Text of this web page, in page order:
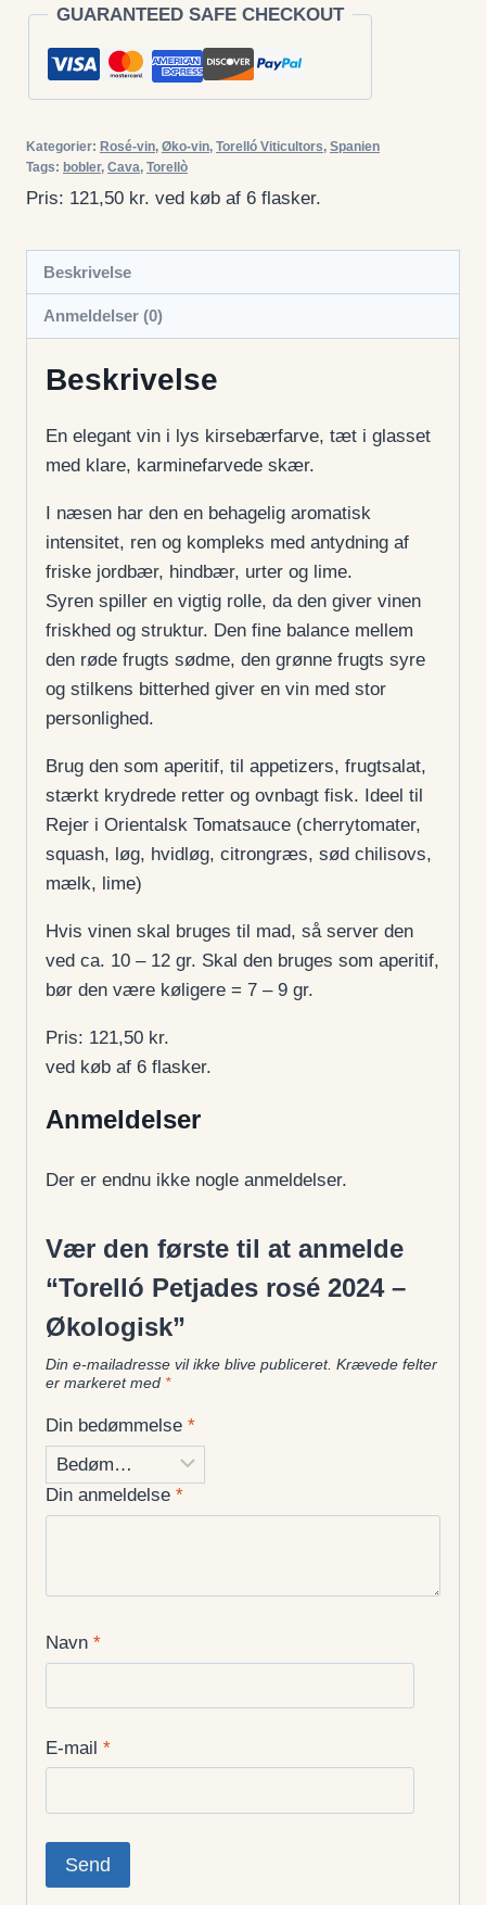
2024
Økologisk
antal
GUARANTEED SAFE CHECKOUT
Kategorier: Rosé-vin, Øko-vin, Torelló Viticultors, Spanien
Tags: bobler, Cava, Torellò
Pris: 121,50 kr. ved køb af 6 flasker.
Beskrivelse
Anmeldelser (0)
Beskrivelse
En elegant vin i lys kirsebærfarve, tæt i glasset
med klare, karminefarvede skær.
I næsen har den en behagelig aromatisk
intensitet, ren og kompleks med antydning af
friske jordbær, hindbær, urter og lime.
Syren spiller en vigtig rolle, da den giver vinen
friskhed og struktur. Den fine balance mellem
den røde frugts sødme, den grønne frugts syre
og stilkens bitterhed giver en vin med stor
personlighed.
Brug den som aperitif, til appetizers, frugtsalat,
stærkt krydrede retter og ovnbagt fisk. Ideel til
Rejer i Orientalsk Tomatsauce (cherrytomater,
squash, løg, hvidløg, citrongræs, sød chilisovs,
mælk, lime)
Hvis vinen skal bruges til mad, så server den
ved ca. 10 – 12 gr. Skal den bruges som aperitif,
bør den være køligere = 7 – 9 gr.
Pris: 121,50 kr.
ved køb af 6 flasker.
Anmeldelser
Der er endnu ikke nogle anmeldelser.
Vær den første til at anmelde
“Torelló Petjades rosé 2024 –
Økologisk”
Din e-mailadresse vil ikke blive publiceret. Krævede felter
er markeret med *
Din bedømmelse *
Din anmeldelse *
Navn *
E-mail *